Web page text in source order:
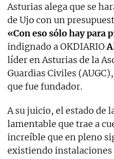
Asturias alega que se
de Ujo con un
«Con eso sólo hay para
indignado a OKDIARIO
líder en Asturias de la
Guardias Civiles
que fue fundador.
A su juicio, el estado de
lamentable que trae a
increíble que en pleno
existiendo instalaciones